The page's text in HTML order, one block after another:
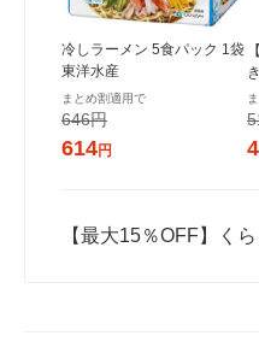
冷しラーメン 5食パック 1袋
東洋水産
まとめ割適用で
646円
614円
【最大15％OFF】く